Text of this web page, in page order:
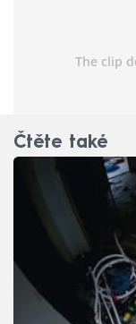
Čtěte také